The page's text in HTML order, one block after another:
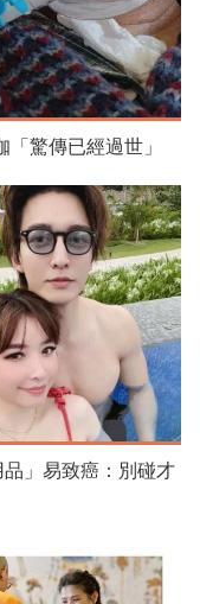
驚傳已經過世」
」易致癌：別碰才